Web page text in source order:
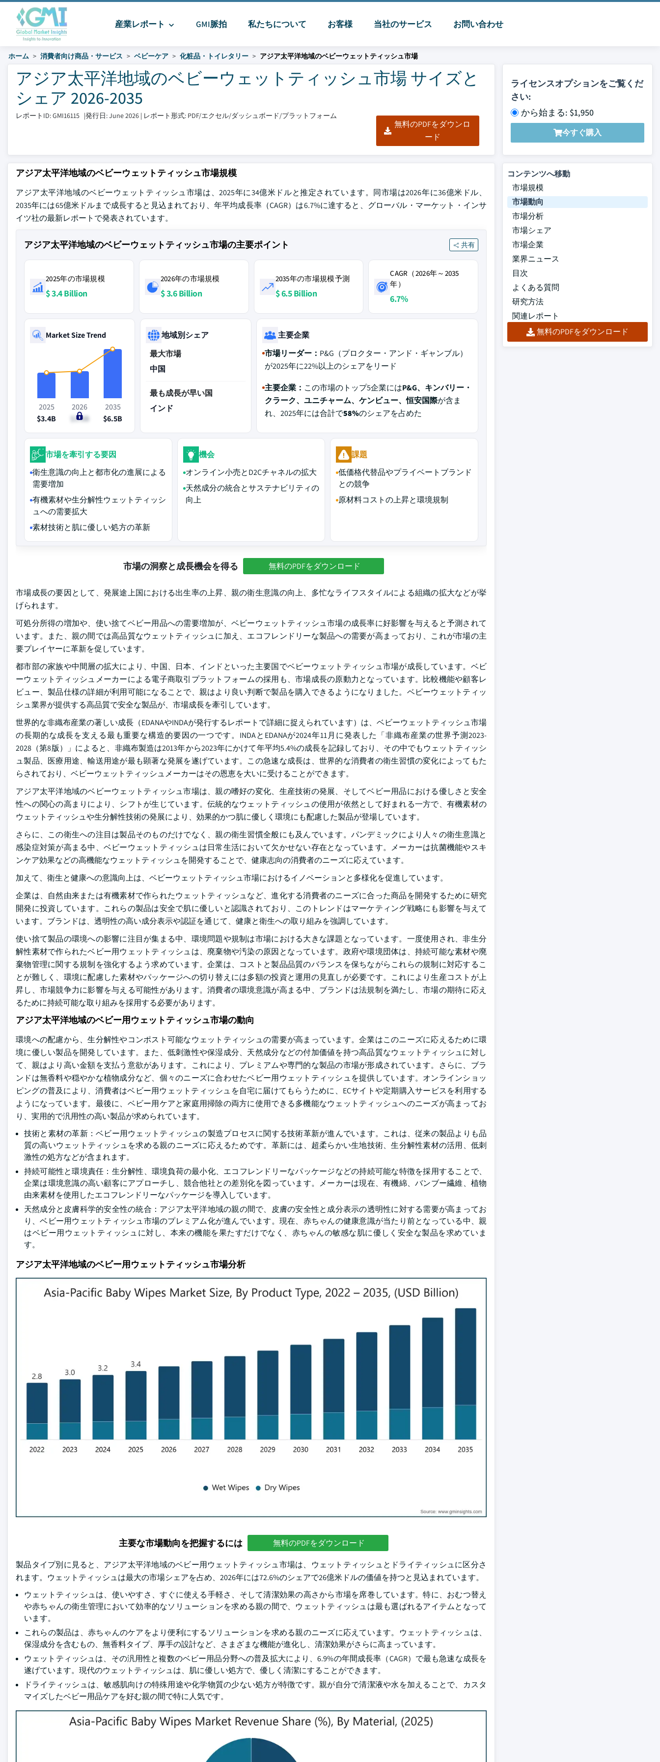
産業レポート GMI脈拍 私たちについて お客様 当社のサービス お問い合わせ
ホーム 消費者向け商品・サービス ベビーケア 化粧品・トイレタリー アジア太平洋地域のベビーウェットティッシュ市場
アジア太平洋地域のベビーウェットティッシュ市場 サイズと
シェア 2026-2035
レポートID: GMI16115 |発行日: June 2026 | レポート形式: PDF/エクセル/ダッシュボード/プラットフォーム
無料のPDFをダウンロ
ード
ライセンスオプションをご覧くだ
さい:
から始まる: $1,950
今すぐ購入
アジア太平洋地域のベビーウェットティッシュ市場規模
アジア太平洋地域のベビーウェットティッシュ市場は、2025年に34億米ドルと推定されています。同市場は2026年に36億米ドル、
2035年には65億米ドルまで成長すると見込まれており、年平均成長率（CAGR）は6.7%に達すると、グローバル・マーケット・インサ
イツ社の最新レポートで発表されています。
アジア太平洋地域のベビーウェットティッシュ市場の主要ポイント 共有
2025年の市場規模
$ 3.4 Billion
2026年の市場規模
$ 3.6 Billion
2035年の市場規模予測
$ 6.5 Billion
CAGR（2026年～2035
年）
6.7%
Market Size Trend
2025
$3.4B
2026
$3.6B
2035
$6.5B
地域別シェア
最大市場
中国
最も成長が早い国
インド
主要企業
市場リーダー： P&G（プロクター・アンド・ギャンブル）
が2025年に22%以上のシェアをリード
主要企業： この市場のトップ5企業にはP&G、キンバリー・
クラーク、ユニチャーム、ケンビュー、恒安国際が含ま
れ、2025年には合計で58%のシェアを占めた
市場を牽引する要因
衛生意識の向上と都市化の進展による
需要増加
有機素材や生分解性ウェットティッシ
ュへの需要拡大
素材技術と肌に優しい処方の革新
機会
オンライン小売とD2Cチャネルの拡大
天然成分の統合とサステナビリティの
向上
課題
低価格代替品やプライベートブランド
との競争
原材料コストの上昇と環境規制
市場の洞察と成長機会を得る 無料のPDFをダウンロード
市場成長の要因として、発展途上国における出生率の上昇、親の衛生意識の向上、多忙なライフスタイルによる組織の拡大などが挙
げられます。
可処分所得の増加や、使い捨てベビー用品への需要増加が、ベビーウェットティッシュ市場の成長率に好影響を与えると予測されて
います。また、親の間では高品質なウェットティッシュに加え、エコフレンドリーな製品への需要が高まっており、これが市場の主
要プレイヤーに革新を促しています。
都市部の家族や中間層の拡大により、中国、日本、インドといった主要国でベビーウェットティッシュ市場が成長しています。ベビ
ーウェットティッシュメーカーによる電子商取引プラットフォームの採用も、市場成長の原動力となっています。比較機能や顧客レ
ビュー、製品仕様の詳細が利用可能になることで、親はより良い判断で製品を購入できるようになりました。ベビーウェットティッ
シュ業界が提供する高品質で安全な製品が、市場成長を牽引しています。
世界的な非織布産業の著しい成長（EDANAやINDAが発行するレポートで詳細に捉えられています）は、ベビーウェットティッシュ市場
の長期的な成長を支える最も重要な構造的要因の一つです。INDAとEDANAが2024年11月に発表した「非織布産業の世界予測2023-
2028（第8版）」によると、非織布製造は2013年から2023年にかけて年平均5.4%の成長を記録しており、その中でもウェットティッシ
ュ製品、医療用途、輸送用途が最も顕著な発展を遂げています。この急速な成長は、世界的な消費者の衛生習慣の変化によってもた
らされており、ベビーウェットティッシュメーカーはその恩恵を大いに受けることができます。
アジア太平洋地域のベビーウェットティッシュ市場は、親の嗜好の変化、生産技術の発展、そしてベビー用品における優しさと安全
性への関心の高まりにより、シフトが生じています。伝統的なウェットティッシュの使用が依然として好まれる一方で、有機素材の
ウェットティッシュや生分解性技術の発展により、効果的かつ肌に優しく環境にも配慮した製品が登場しています。
さらに、この衛生への注目は製品そのものだけでなく、親の衛生習慣全般にも及んでいます。パンデミックにより人々の衛生意識と
感染症対策が高まる中、ベビーウェットティッシュは日常生活において欠かせない存在となっています。メーカーは抗菌機能やスキ
ンケア効果などの高機能なウェットティッシュを開発することで、健康志向の消費者のニーズに応えています。
加えて、衛生と健康への意識向上は、ベビーウェットティッシュ市場におけるイノベーションと多様化を促進しています。
企業は、自然由来または有機素材で作られたウェットティッシュなど、進化する消費者のニーズに合った商品を開発するために研究
開発に投資しています。これらの製品は安全で肌に優しいと認識されており、このトレンドはマーケティング戦略にも影響を与えて
います。ブランドは、透明性の高い成分表示や認証を通じて、健康と衛生への取り組みを強調しています。
使い捨て製品の環境への影響に注目が集まる中、環境問題や規制は市場における大きな課題となっています。一度使用され、非生分
解性素材で作られたベビー用ウェットティッシュは、廃棄物や汚染の原因となっています。政府や環境団体は、持続可能な素材や廃
棄物管理に関する規制を強化するよう求めています。企業は、コストと製品品質のバランスを保ちながらこれらの規制に対応するこ
とが難しく、環境に配慮した素材やパッケージへの切り替えには多額の投資と運用の見直しが必要です。これにより生産コストが上
昇し、市場競争力に影響を与える可能性があります。消費者の環境意識が高まる中、ブランドは法規制を満たし、市場の期待に応え
るために持続可能な取り組みを採用する必要があります。
アジア太平洋地域のベビー用ウェットティッシュ市場の動向
環境への配慮から、生分解性やコンポスト可能なウェットティッシュの需要が高まっています。企業はこのニーズに応えるために環
境に優しい製品を開発しています。また、低刺激性や保湿成分、天然成分などの付加価値を持つ高品質なウェットティッシュに対し
て、親はより高い金額を支払う意欲があります。これにより、プレミアムや専門的な製品の市場が形成されています。さらに、ブラ
ンドは無香料や穏やかな植物成分など、個々のニーズに合わせたベビー用ウェットティッシュを提供しています。オンラインショッ
ピングの普及により、消費者はベビー用ウェットティッシュを自宅に届けてもらうために、ECサイトや定期購入サービスを利用する
ようになっています。最後に、ベビー用ケアと家庭用掃除の両方に使用できる多機能なウェットティッシュへのニーズが高まってお
り、実用的で汎用性の高い製品が求められています。
技術と素材の革新：ベビー用ウェットティッシュの製造プロセスに関する技術革新が進んでいます。これは、従来の製品よりも品
質の高いウェットティッシュを求める親のニーズに応えるためです。革新には、超柔らかい生地技術、生分解性素材の活用、低刺
激性の処方などが含まれます。
持続可能性と環境責任：生分解性、環境負荷の最小化、エコフレンドリーなパッケージなどの持続可能な特徴を採用することで、
企業は環境意識の高い顧客にアプローチし、競合他社との差別化を図っています。メーカーは現在、有機綿、バンブー繊維、植物
由来素材を使用したエコフレンドリーなパッケージを導入しています。
天然成分と皮膚科学的安全性の統合：アジア太平洋地域の親の間で、皮膚の安全性と成分表示の透明性に対する需要が高まってお
り、ベビー用ウェットティッシュ市場のプレミアム化が進んでいます。現在、赤ちゃんの健康意識が当たり前となっている中、親
はベビー用ウェットティッシュに対し、本来の機能を果たすだけでなく、赤ちゃんの敏感な肌に優しく安全な製品を求めていま
す。
アジア太平洋地域のベビー用ウェットティッシュ市場分析
主要な市場動向を把握するには 無料のPDFをダウンロード
製品タイプ別に見ると、アジア太平洋地域のベビー用ウェットティッシュ市場は、ウェットティッシュとドライティッシュに区分さ
れます。ウェットティッシュは最大の市場シェアを占め、2026年には72.6%のシェアで26億米ドルの価値を持つと見込まれています。
ウェットティッシュは、使いやすさ、すぐに使える手軽さ、そして清潔効果の高さから市場を席巻しています。特に、おむつ替え
や赤ちゃんの衛生管理において効率的なソリューションを求める親の間で、ウェットティッシュは最も選ばれるアイテムとなって
います。
これらの製品は、赤ちゃんのケアをより便利にするソリューションを求める親のニーズに応えています。ウェットティッシュは、
保湿成分を含むもの、無香料タイプ、厚手の設計など、さまざまな機能が進化し、清潔効果がさらに高まっています。
ウェットティッシュは、その汎用性と複数のベビー用品分野への普及拡大により、6.9%の年間成長率（CAGR）で最も急速な成長を
遂げています。現代のウェットティッシュは、肌に優しい処方で、優しく清潔にすることができます。
ドライティッシュは、敏感肌向けの特殊用途や化学物質の少ない処方が特徴です。親が自分で清潔液や水を加えることで、カスタ
マイズしたベビー用品ケアを好む親の間で特に人気です。
コンテンツへ移動
市場規模
市場動向
市場分析
市場シェア
市場企業
業界ニュース
目次
よくある質問
研究方法
関連レポート
無料のPDFをダウンロード